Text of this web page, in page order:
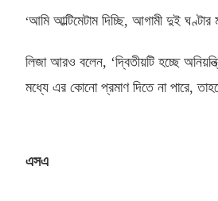
‘আমি আল্টিমেটাম দিচ্ছি, আগামী দুই ঘণ্টার
লিজা আরও বলেন, ‘দ্বিতীয়টি হচ্ছে
মধ্যে এর কোনো প্রমাণ দিতে না পারে,
এসএ